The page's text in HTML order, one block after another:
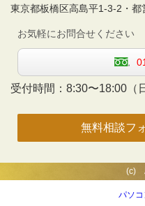
東京都板橋区高島平1-3-2・ 都
お気軽にお問合せください
受付時間： 8:30〜18:00 （
無料相談フ
(c)
パソコ